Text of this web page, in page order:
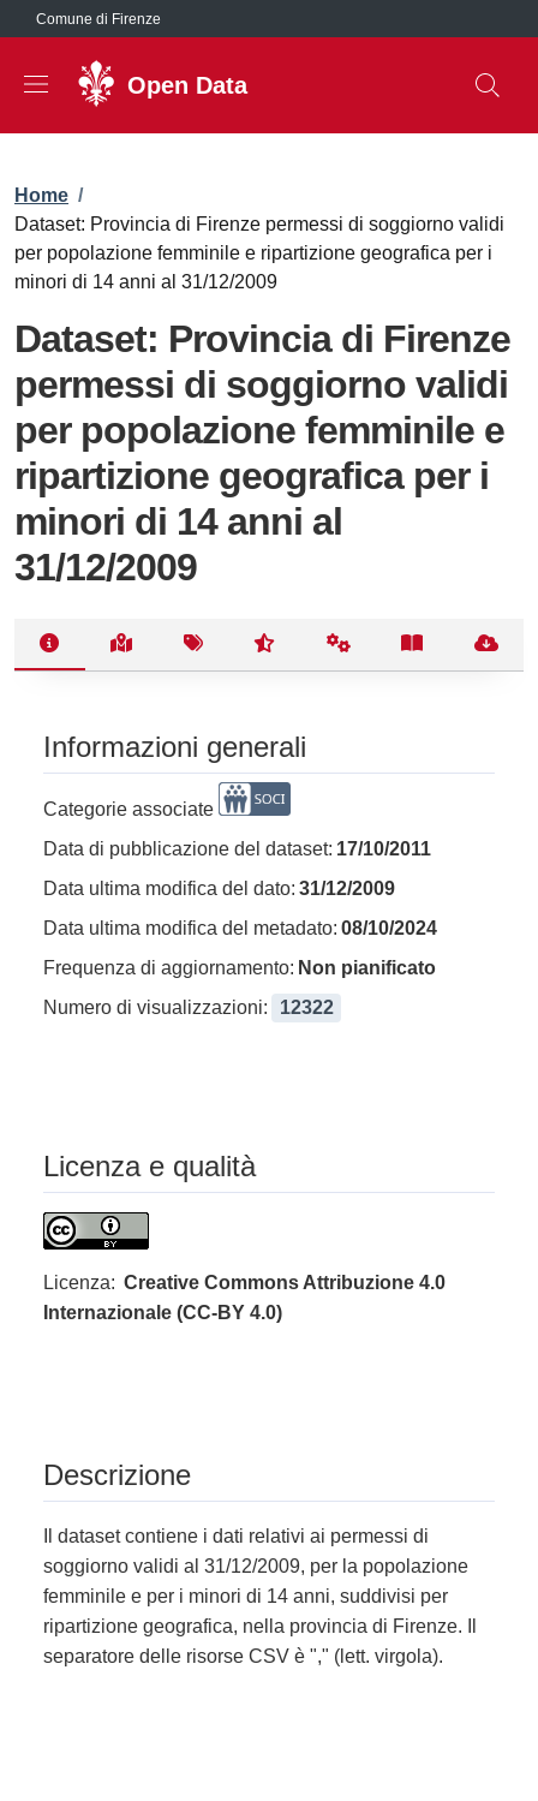
Salta al contenuto principale
Comune di Firenze
Open Data
Briciole di pane
Home /
Dataset: Provincia di Firenze permessi di soggiorno validi
per popolazione femminile e ripartizione geografica per i
minori di 14 anni al 31/12/2009
Dataset: Provincia di Firenze
permessi di soggiorno validi
per popolazione femminile e
ripartizione geografica per i
minori di 14 anni al
31/12/2009
Informazioni generali
Categorie associate
Data di pubblicazione del dataset: 17/10/2011
Data ultima modifica del dato: 31/12/2009
Data ultima modifica del metadato: 08/10/2024
Frequenza di aggiornamento: Non pianificato
Numero di visualizzazioni:
12322
Licenza e qualità
Licenza: Creative Commons Attribuzione 4.0
Internazionale (CC-BY 4.0)
Descrizione
Il dataset contiene i dati relativi ai permessi di
soggiorno validi al 31/12/2009, per la popolazione
femminile e per i minori di 14 anni, suddivisi per
ripartizione geografica, nella provincia di Firenze. Il
separatore delle risorse CSV è "," (lett. virgola).